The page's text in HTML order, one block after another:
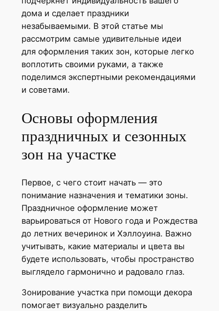
дома и сделает праздники
незабываемыми. В этой статье мы
рассмотрим самые удивительные идеи
для оформления таких зон, которые легко
воплотить своими руками, а также
поделимся экспертными рекомендациями
и советами.
Основы оформления
праздничных и сезонных
зон на участке
Первое, с чего стоит начать — это
понимание назначения и тематики зоны.
Праздничное оформление может
варьироваться от Нового года и Рождества
до летних вечеринок и Хэллоуина. Важно
учитывать, какие материалы и цвета вы
будете использовать, чтобы пространство
выглядело гармонично и радовало глаз.
Зонирование участка при помощи декора
помогает визуально разделить